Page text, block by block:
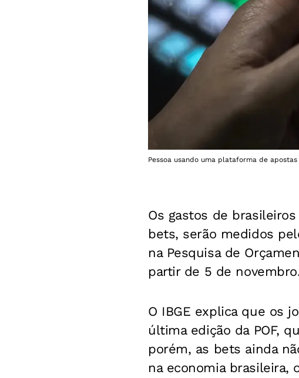
Pessoa usando uma plataforma de
Os gastos de
bets, serão medidos
na Pesquisa de
partir de 5 de
O IBGE explica que os
última edição da POF,
porém, as bets ainda
na economia brasileira,